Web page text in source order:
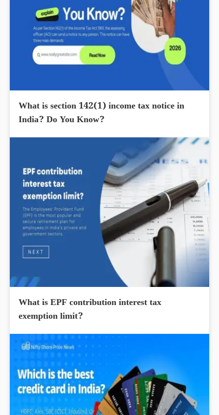
What is section 142(1) income tax notice in
India? Do You Know?
What is EPF contribution interest tax
exemption limit?